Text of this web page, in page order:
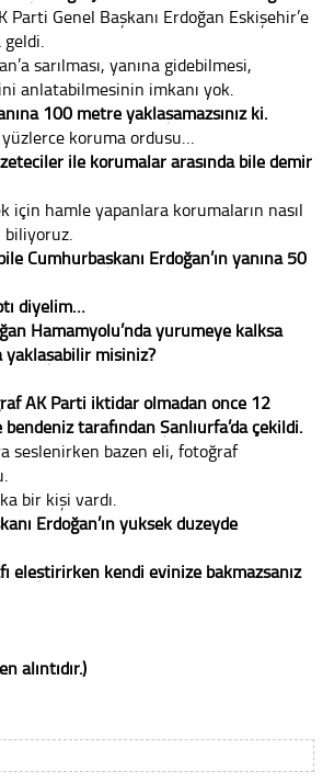
Parti Genel Başkanı Erdoğan Eskişehir’e
geldi.
sarılması, yanına gidebilmesi,
anlatabilmesinin imkanı yok.
100 metre yaklaşamazsınız ki.
koruma ordusu…
ile korumalar arasında bile demir
için hamle yapanlara korumaların nasıl
Cumhurbaşkanı Erdoğan’ın yanına 50
diyelim…
Hamamyolu’nda yürümeye kalksa
yaklaşabilir misiniz?
AK Parti iktidar olmadan önce 12
tarafından Şanlıurfa’da çekildi.
seslenirken bazen eli, fotoğraf
bir kişi vardı.
Erdoğan’ın yüksek düzeyde
eleştirirken kendi evinize bakmazsanız
alıntıdır.)